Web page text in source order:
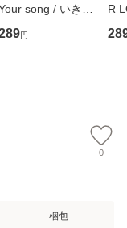
song / いきも
のがかり / [CD]
【メール便送料無
円
R
産
0
梱包